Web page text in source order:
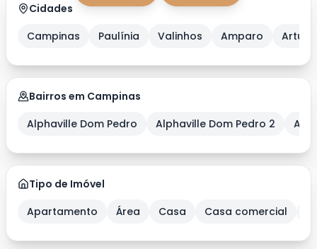
Cidades
Campinas
Paulínia Valinhos Amparo Artur
Bairros em Campinas
Alphaville Dom Pedro
Alphaville Dom Pedro 2
Tipo de Imóvel
Apartamento
Área Casa Casa comercial